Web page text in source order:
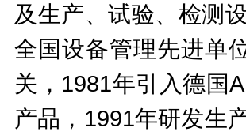
及生产、试验、检测
全国设备管理先进
关，1981年引入德国
产品，1991年研发生